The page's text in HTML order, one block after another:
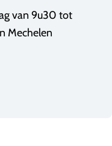
van 9u30 tot
Mechelen